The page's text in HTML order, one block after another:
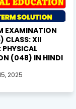
EXAMINATION
XII
(048) IN HINDI
2025